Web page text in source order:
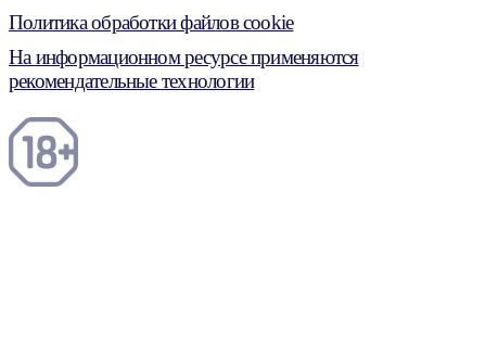
Политика обработки файлов cookie
На информационном ресурсе применяются
рекомендательные технологии